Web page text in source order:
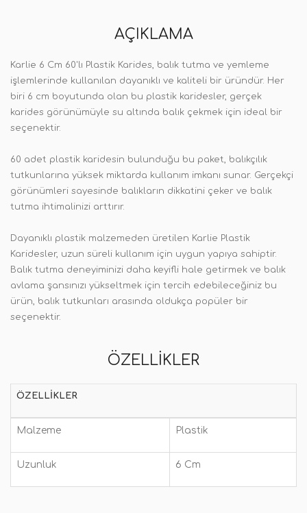
AÇIKLAMA
Karlie 6 Cm 60'lı Plastik Karides, balık tutma ve yemleme
işlemlerinde kullanılan dayanıklı ve kaliteli bir üründür. Her
biri 6 cm boyutunda olan bu plastik karidesler, gerçek
karides görünümüyle su altında balık çekmek için ideal bir
seçenektir.
60 adet plastik karidesin bulunduğu bu paket, balıkçılık
tutkunlarına yüksek miktarda kullanım imkanı sunar. Gerçekçi
görünümleri sayesinde balıkların dikkatini çeker ve balık
tutma ihtimalinizi arttırır.
Dayanıklı plastik malzemeden üretilen Karlie Plastik
Karidesler, uzun süreli kullanım için uygun yapıya sahiptir.
Balık tutma deneyiminizi daha keyifli hale getirmek ve balık
avlama şansınızı yükseltmek için tercih edebileceğiniz bu
ürün, balık tutkunları arasında oldukça popüler bir
seçenektir.
ÖZELLIKLER
ÖZELLIKLER
Malzeme Plastik
Uzunluk 6 Cm